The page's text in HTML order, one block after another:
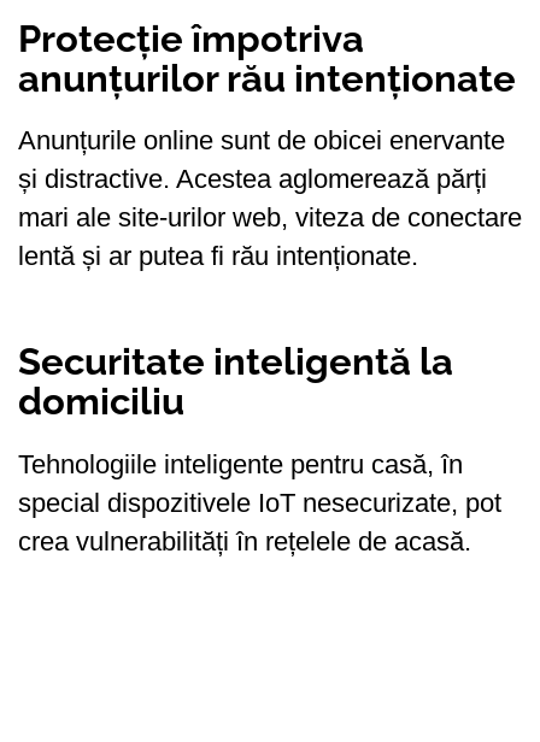
Protecție împotriva
anunțurilor rău intenționate
Anunțurile online sunt de obicei enervante
și distractive. Acestea aglomerează părți
mari ale site-urilor web, viteza de conectare
lentă și ar putea fi rău intenționate.
Securitate inteligentă la
domiciliu
Tehnologiile inteligente pentru casă, în
special dispozitivele IoT nesecurizate, pot
crea vulnerabilități în rețelele de acasă.